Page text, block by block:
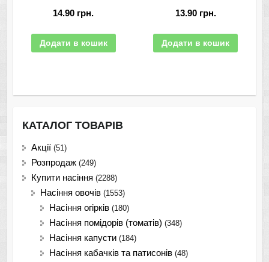
14.90 грн.
Додати в кошик
13.90 грн.
Додати в кошик
КАТАЛОГ ТОВАРІВ
Акції (51)
Розпродаж (249)
Купити насіння (2288)
Насіння овочів (1553)
Насіння огірків (180)
Насіння помідорів (томатів) (348)
Насіння капусти (184)
Насіння кабачків та патисонів (48)